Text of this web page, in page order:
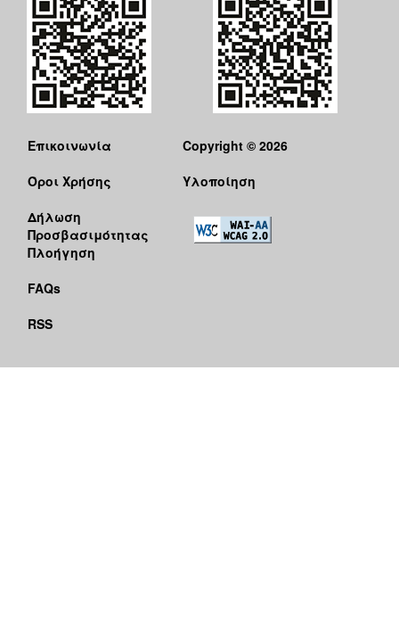
Επικοινωνία
Όροι Χρήσης
Δήλωση
Προσβασιμότητας
Πλοήγηση
FAQs
RSS
Copyright © 2026
Υλοποίηση